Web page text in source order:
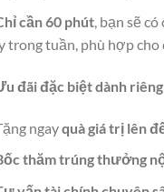
cần 60 phút, bạn sẽ
trong tuần, phù hợp cho
đãi đặc biệt dành
ngayquà giá trị lên
thăm trúng thưởng